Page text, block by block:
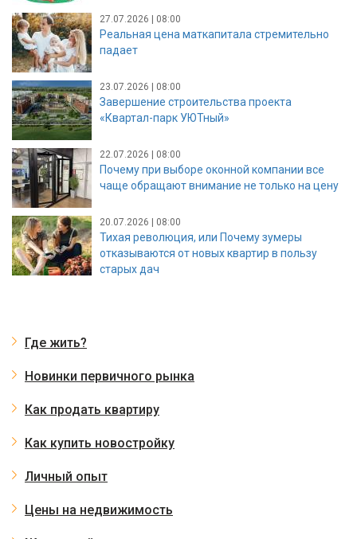
27.07.2026 | 08:00
Реальная цена маткапитала стремительно
падает
23.07.2026 | 08:00
Завершение строительства проекта
«Квартал-парк УЮТный»
22.07.2026 | 08:00
Почему при выборе оконной компании все
чаще обращают внимание не только на цену
20.07.2026 | 08:00
Тихая революция, или Почему зумеры
отказываются от новых квартир в пользу
старых дач
Где жить?
Новинки первичного рынка
Как продать квартиру
Как купить новостройку
Личный опыт
Цены на недвижимость